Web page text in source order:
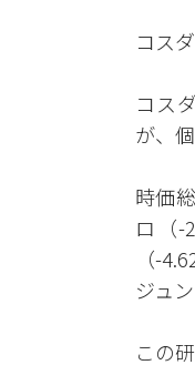
コス
コス
が、
時価
ロ（-
（-
ジュ
この